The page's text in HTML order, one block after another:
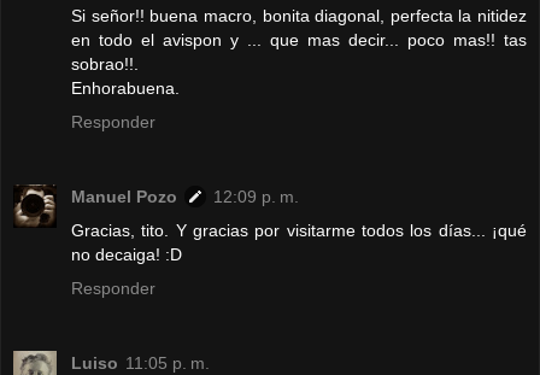
Si señor!! buena macro, bonita diagonal, perfecta la nitidez
en todo el avispon y ... que mas decir... poco mas!! tas
sobrao!!.
Enhorabuena.
Responder
Manuel Pozo
12:09 p. m.
Gracias, tito. Y gracias por visitarme todos los días... ¡qué
no decaiga! :D
Responder
Luiso 11:05 p. m.